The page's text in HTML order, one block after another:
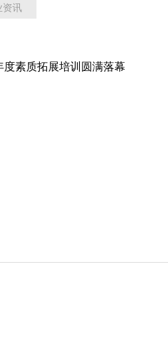
资讯
素质拓展培训圆满落幕